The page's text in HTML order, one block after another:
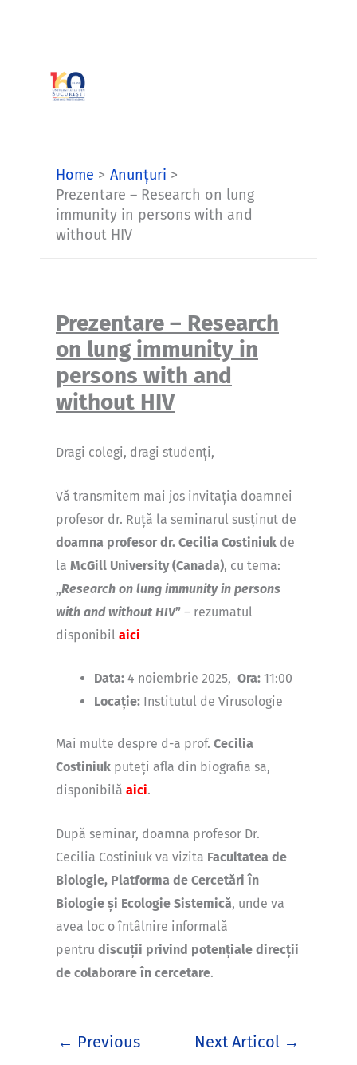
Home
Anunțuri
Prezentare – Research on lung
immunity in persons with and
without HIV
Prezentare – Research
on lung immunity in
persons with and
without HIV
Dragi colegi, dragi studenți,
Vă transmitem mai jos invitația doamnei
profesor dr. Ruță la seminarul susținut de
doamna profesor dr. Cecilia Costiniuk de
la McGill University (Canada), cu tema:
„Research on lung immunity in persons
with and without HIV” – rezumatul
disponibil aici
Data: 4 noiembrie 2025, Ora: 11:00
Locație: Institutul de Virusologie
Mai multe despre d-a prof. Cecilia
Costiniuk puteți afla din biografia sa,
disponibilă aici.
După seminar, doamna profesor Dr.
Cecilia Costiniuk va vizita Facultatea de
Biologie, Platforma de Cercetări în
Biologie și Ecologie Sistemică, unde va
avea loc o întâlnire informală
pentru discuții privind potențiale direcții
de colaborare în cercetare.
← Previous
Next Articol →